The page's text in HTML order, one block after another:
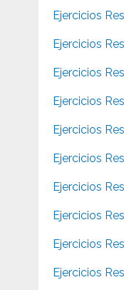
Ejercicios
Ejercicios
Ejercicios
Ejercicios
Ejercicios
Ejercicios
Ejercicios
Ejercicios
Ejercicios
Ejercicios